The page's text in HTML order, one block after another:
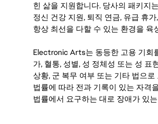
힌 삶을 지원합니다. 당사의 패키지
정신 건강 지원, 퇴직 연금, 유급 휴
항상 최선을 다할 수 있는 환경을 육
Electronic Arts는 동등한 고용 기회
가, 혈통, 성별, 성 정체성 또는 성 표
상황, 군 복무 여부 또는 기타 법으
법률에 따라 전과 기록이 있는 자격
법률에서 요구하는 대로 장애가 있